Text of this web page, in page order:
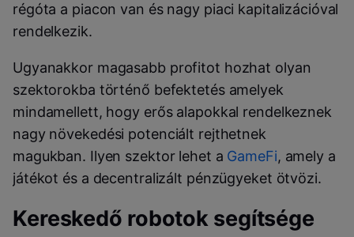
régóta a piacon van és nagy piaci kapitalizációval
rendelkezik.
Ugyanakkor magasabb profitot hozhat olyan
szektorokba történő befektetés amelyek
mindamellett, hogy erős alapokkal rendelkeznek
nagy növekedési potenciált rejthetnek
magukban. Ilyen szektor lehet a GameFi, amely a
játékot és a decentralizált pénzügyeket ötvözi.
Kereskedő robotok segítsége